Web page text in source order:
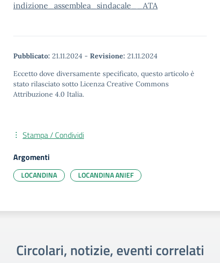
indizione_assemblea_sindacale__ATA
Pubblicato: 21.11.2024 - Revisione: 21.11.2024
Eccetto dove diversamente specificato, questo articolo è
stato rilasciato sotto Licenza Creative Commons
Attribuzione 4.0 Italia.
Stampa / Condividi
Argomenti
LOCANDINA LOCANDINA ANIEF
Circolari, notizie, eventi correlati